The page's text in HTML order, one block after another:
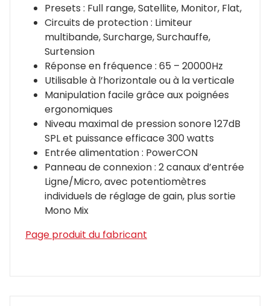
Presets : Full range, Satellite, Monitor, Flat,
Circuits de protection : Limiteur
multibande, Surcharge, Surchauffe,
Surtension
Réponse en fréquence : 65 – 20000Hz
Utilisable à l’horizontale ou à la verticale
Manipulation facile grâce aux poignées
ergonomiques
Niveau maximal de pression sonore 127dB
SPL et puissance efficace 300 watts
Entrée alimentation : PowerCON
Panneau de connexion : 2 canaux d’entrée
Ligne/Micro, avec potentiomètres
individuels de réglage de gain, plus sortie
Mono Mix
Page produit du fabricant